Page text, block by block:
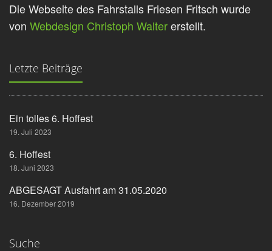
Die Webseite des Fahrstalls Friesen Fritsch wurde
von Webdesign Christoph Waltererstellt.
Letzte Beiträge
Ein tolles 6. Hoffest
19. Juli 2023
6. Hoffest
18. Juni 2023
ABGESAGT Ausfahrt am 31.05.2020
16. Dezember 2019
Suche